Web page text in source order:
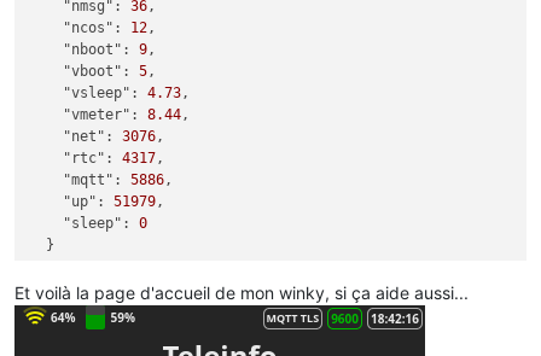
"nmsg":
36 ,
"ncos":
12 ,
"nboot":
9 ,
"vboot":
5 ,
"vsleep":
4.73 ,
"vmeter":
8.44 ,
"net":
3076 ,
"rtc":
4317 ,
"mqtt":
5886 ,
"up":
51979 ,
"sleep":
0
Et voilà la page d'accueil de mon winky, si ça aide aussi...